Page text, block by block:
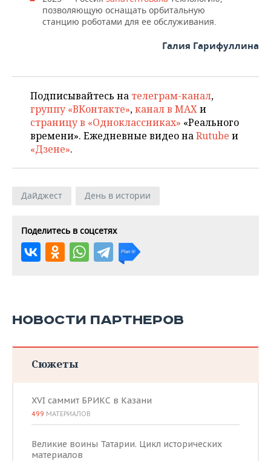
позволяющую оснащать орбитальную
станцию роботами для ее обслуживания.
Галия Гарифуллина
Подписывайтесь на телеграм-канал,
группу «ВКонтакте»,канал в MAXи
страницу в «Одноклассниках» «Реального
времени». Ежедневные видео наRutube и
«Дзене».
Дайджест День в истории
Поделитесь в соцсетях
НОВОСТИ ПАРТНЕРОВ
Сюжеты
XVI саммит БРИКС в Казани
499 МАТЕРИАЛОВ
Великие воины Татарии. Цикл исторических
материалов